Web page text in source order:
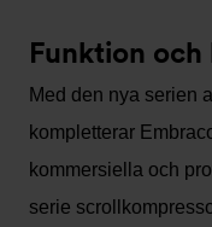
Funktion
Med den nya serien
kompletterar
kommersiella och
serie